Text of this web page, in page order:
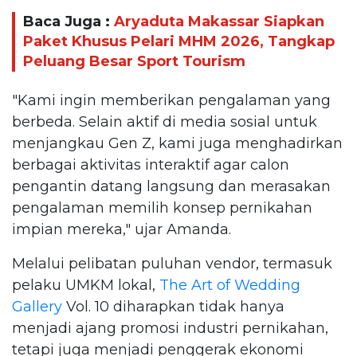
Baca Juga : Aryaduta Makassar Siapkan
Paket Khusus Pelari MHM 2026, Tangkap
Peluang Besar Sport Tourism
"Kami ingin memberikan pengalaman yang
berbeda. Selain aktif di media sosial untuk
menjangkau Gen Z, kami juga menghadirkan
berbagai aktivitas interaktif agar calon
pengantin datang langsung dan merasakan
pengalaman memilih konsep pernikahan
impian mereka," ujar Amanda.
Melalui pelibatan puluhan vendor, termasuk
pelaku UMKM lokal, The Art of Wedding
Gallery Vol. 10 diharapkan tidak hanya
menjadi ajang promosi industri pernikahan,
tetapi juga menjadi penggerak ekonomi